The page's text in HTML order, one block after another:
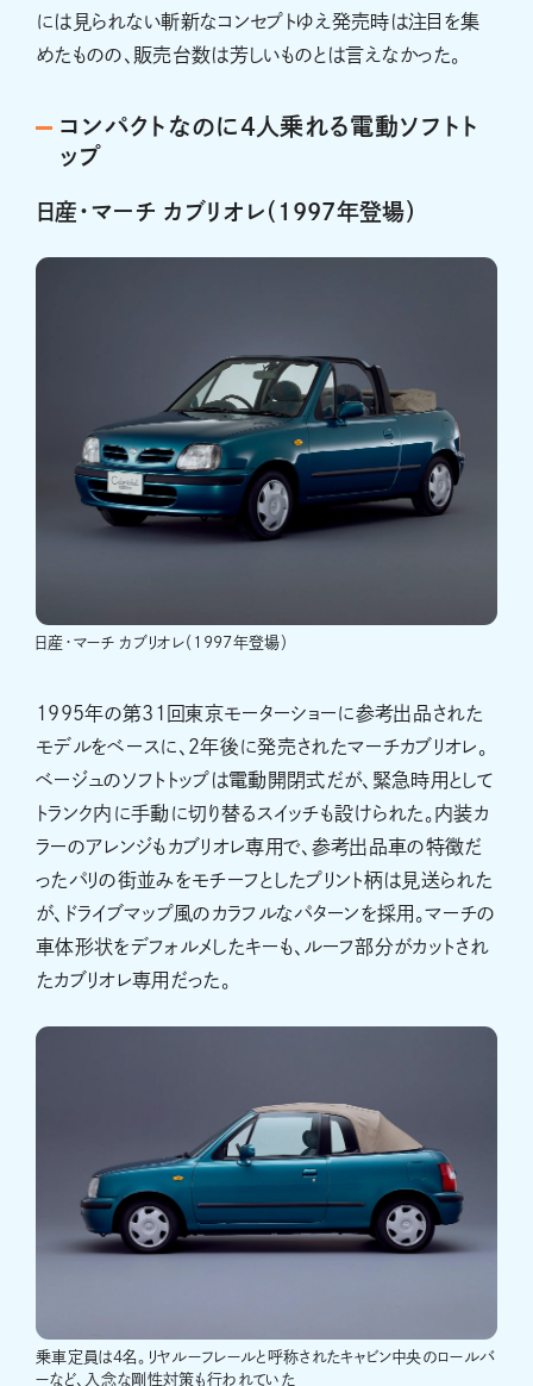
には見られない斬新なコンセプトゆえ発売時は注目を集
めたものの、販売台数は芳しいものとは言えなかった。
コンパクトなのに4人乗れる電動ソフトト
ップ
日産・マーチ カブリオレ（1997年登場）
日産・マーチ カブリオレ（1997年登場）
1995年の第31回東京モーターショーに参考出品された
モデルをベースに、2年後に発売されたマーチカブリオレ。
ベージュのソフトトップは電動開閉式だが、緊急時用として
トランク内に手動に切り替るスイッチも設けられた。内装カ
ラーのアレンジもカブリオレ専用で、参考出品車の特徴だ
ったパリの街並みをモチーフとしたプリント柄は見送られた
が、ドライブマップ風のカラフルなパターンを採用。マーチの
車体形状をデフォルメしたキーも、ルーフ部分がカットされ
たカブリオレ専用だった。
乗車定員は4名。リヤルーフレールと呼称されたキャビン中央のロールバ
ーなど、入念な剛性対策も行われていた